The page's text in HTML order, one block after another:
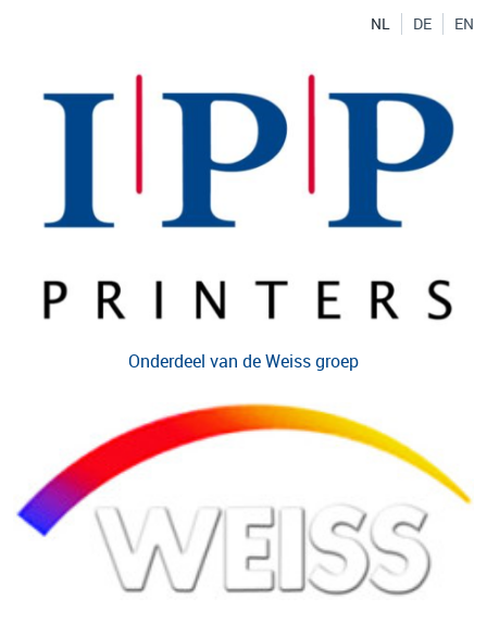
NL DE EN
Onderdeel van deWeiss groep